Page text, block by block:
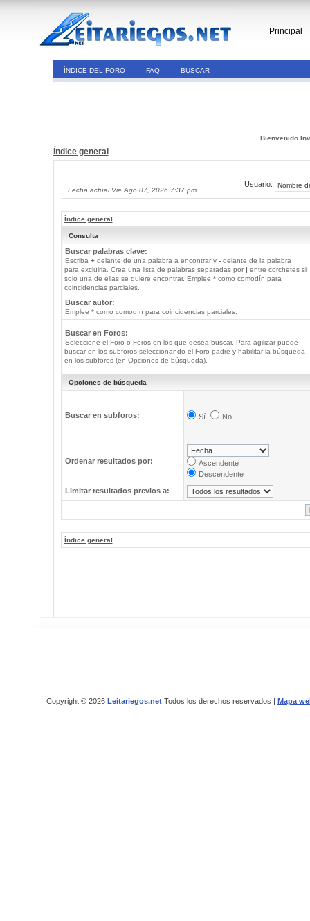
Principal
ÍNDICE DEL FORO FAQ BUSCAR
Bienvenido
Índice general
Fecha actual Vie Ago 07, 2026 7:37 pm
Usuario:
Índice general
Consulta
Buscar palabras clave:
Escriba +delante de una palabra a encontrar y -delante de la palabra
para excluirla. Crea una lista de palabras separadas por | entre corchetes si
solo una de ellas se quiere encontrar. Emplee *como comodín para
coincidencias parciales.
Buscar autor:
Emplee * como comodín para coincidencias parciales.
Buscar en Foros:
Seleccione el Foro o Foros en los que desea buscar. Para agilizar puede
buscar en los subforos seleccionando el Foro padre y habilitar la búsqueda
en los subforos (en Opciones de búsqueda).
Opciones de búsqueda
Buscar en subforos: Sí No
Ordenar resultados por:
Ascendente
Descendente
Limitar resultados previos a:
Índice general
Copyright © 2026 Leitariegos.netTodos los derechos reservados | Mapa